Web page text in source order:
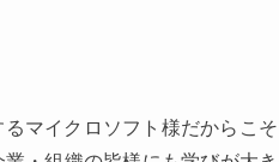
マイクロソフト様だからこそ